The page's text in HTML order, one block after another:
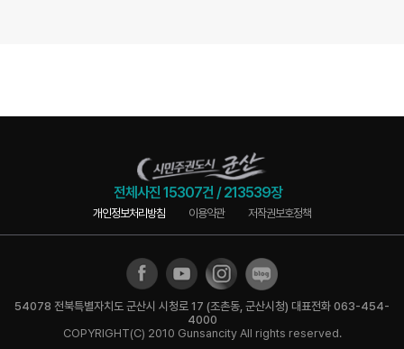
전체사진 15307건 /213539장
개인정보처리방침 이용약관 저작권보호정책
54078 전북특별자치도 군산시 시청로 17 (조촌동, 군산시청) 대표전화 063-454-
4000
COPYRIGHT(C) 2010 Gunsancity All rights reserved.